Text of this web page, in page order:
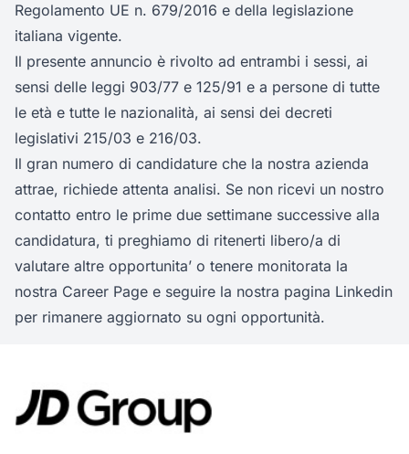
Regolamento UE n. 679/2016 e della legislazione
italiana vigente.
Il presente annuncio è rivolto ad entrambi i sessi, ai
sensi delle leggi 903/77 e 125/91 e a persone di tutte
le età e tutte le nazionalità, ai sensi dei decreti
legislativi 215/03 e 216/03.
Il gran numero di candidature che la nostra azienda
attrae, richiede attenta analisi. Se non ricevi un nostro
contatto entro le prime due settimane successive alla
candidatura, ti preghiamo di ritenerti libero/a di
valutare altre opportunita’ o tenere monitorata la
nostra Career Page e seguire la nostra pagina Linkedin
per rimanere aggiornato su ogni opportunità.